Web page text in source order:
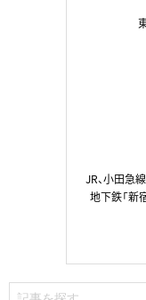
JR、小田急
地下鉄「新